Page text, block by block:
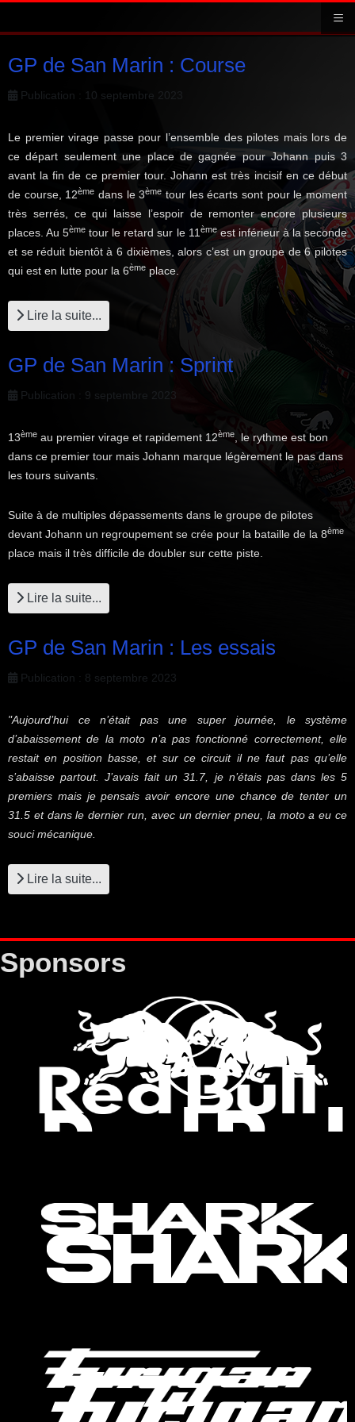
GP de San Marin : Course
Publication : 10 septembre 2023
Le premier virage passe pour l’ensemble des pilotes mais lors de
ce départ seulement une place de gagnée pour Johann puis 3
avant la fin de ce premier tour. Johann est très incisif en ce début
de course, 12ème dans le 3ème tour les écarts sont pour le moment
très serrés, ce qui laisse l’espoir de remonter encore plusieurs
places. Au 5ème tour le retard sur le 11 èmeest inférieur à la seconde
et se réduit bientôt à 6 dixièmes, alors c’est un groupe de 6 pilotes
qui est en lutte pour la 6ème place.
Lire la suite...
GP de San Marin : Sprint
Publication : 9 septembre 2023
13ème au premier virage et rapidement 12ème
, le rythme est bon
dans ce premier tour mais Johann marque légèrement le pas dans
les tours suivants.
Suite à de multiples dépassements dans le groupe de pilotes
devant Johann un regroupement se crée pour la bataille de la 8ème
place mais il très difficile de doubler sur cette piste.
Lire la suite...
GP de San Marin : Les essais
Publication : 8 septembre 2023
"Aujourd’hui ce n’était pas une super journée, le système
d’abaissement de la moto n’a pas fonctionné correctement, elle
restait en position basse, et sur ce circuit il ne faut pas qu’elle
s’abaisse partout. J’avais fait un 31.7, je n’étais pas dans les 5
premiers mais je pensais avoir encore une chance de tenter un
31.5 et dans le dernier run, avec un dernier pneu, la moto a eu ce
souci mécanique.
Lire la suite...
Sponsors
≡